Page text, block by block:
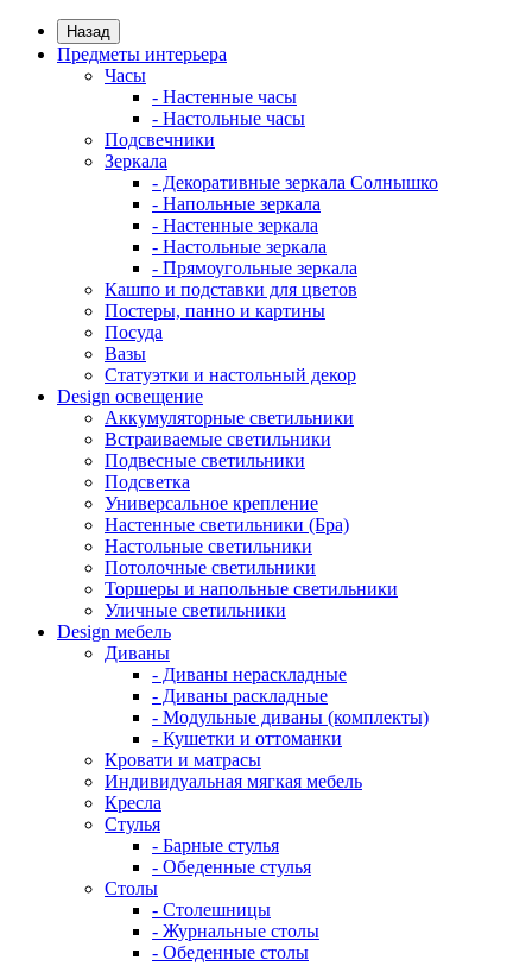
Назад
Предметы интерьера
Часы
- Настенные часы
- Настольные часы
Подсвечники
Зеркала
- Декоративные зеркала Солнышко
- Напольные зеркала
- Настенные зеркала
- Настольные зеркала
- Прямоугольные зеркала
Кашпо и подставки для цветов
Постеры, панно и картины
Посуда
Вазы
Статуэтки и настольный декор
Design освещение
Аккумуляторные светильники
Встраиваемые светильники
Подвесные светильники
Подсветка
Универсальное крепление
Настенные светильники (Бра)
Настольные светильники
Потолочные светильники
Торшеры и напольные светильники
Уличные светильники
Design мебель
Диваны
- Диваны нераскладные
- Диваны раскладные
- Модульные диваны (комплекты)
- Кушетки и оттоманки
Кровати и матрасы
Индивидуальная мягкая мебель
Кресла
Стулья
- Барные стулья
- Обеденные стулья
Столы
- Столешницы
- Журнальные столы
- Обеденные столы